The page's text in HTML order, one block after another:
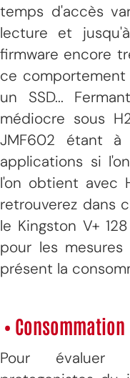
temps d'accès
lecture et
firmware encore
ce
un SSD...
médiocre sous
JMF602 étant
applications si
l'on obtient avec
retrouverez dans
le Kingston V+
pour les
présent la
• Consommation
Pour évaluer